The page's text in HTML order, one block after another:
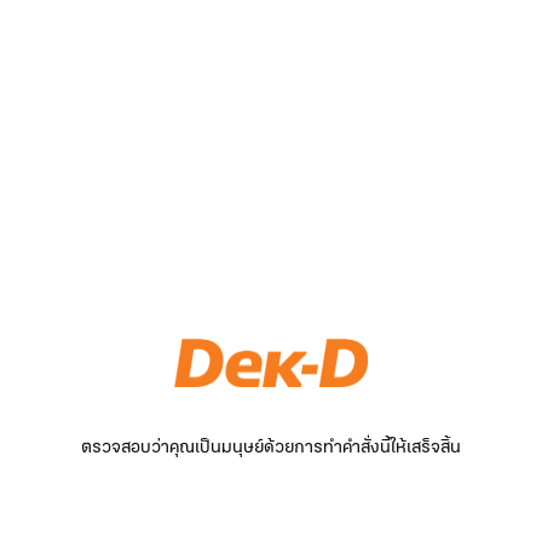
ตรวจสอบว่าคุณเป็นมนุษย์ด้วยการทำคำสั่งนี้ให้เสร็จสิ้น